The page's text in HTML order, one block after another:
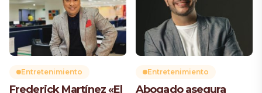
Entretenimiento
Frederick Martínez «El
Entretenimiento
Abogado asegura